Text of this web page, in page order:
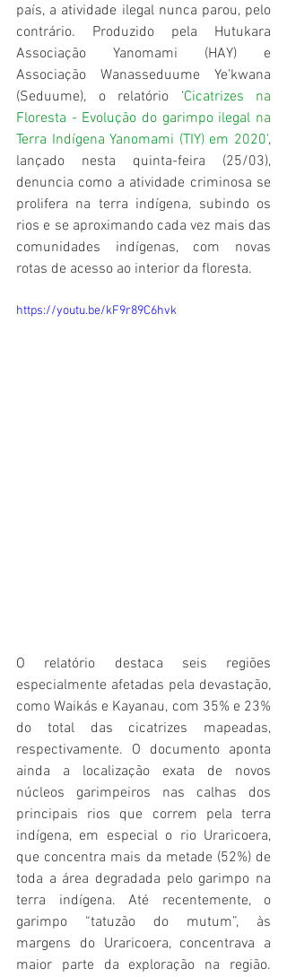
país, a atividade ilegal nunca parou, pelo
contrário. Produzido pela Hutukara
Associação Yanomami (HAY) e
Associação Wanasseduume Ye’kwana
(Seduume), o relatório ‘Cicatrizes na
Floresta - Evolução do garimpo ilegal na
Terra Indígena Yanomami (TIY) em 2020’,
lançado nesta quinta-feira (25/03),
denuncia como a atividade criminosa se
prolifera na terra indígena, subindo os
rios e se aproximando cada vez mais das
comunidades indígenas, com novas
rotas de acesso ao interior da floresta.
https://youtu.be/kF9r89C6hvk
O relatório destaca seis regiões
especialmente afetadas pela devastação,
como Waikás e Kayanau, com 35% e 23%
do total das cicatrizes mapeadas,
respectivamente. O documento aponta
ainda a localização exata de novos
núcleos garimpeiros nas calhas dos
principais rios que correm pela terra
indígena, em especial o rio Uraricoera,
que concentra mais da metade (52%) de
toda a área degradada pelo garimpo na
terra indígena. Até recentemente, o
garimpo “tatuzão do mutum”, às
margens do Uraricoera, concentrava a
maior parte da exploração na região.